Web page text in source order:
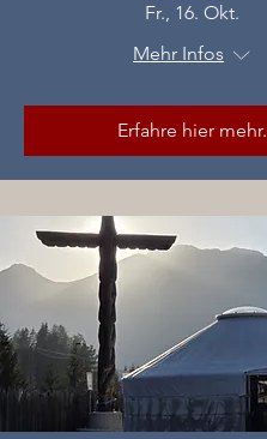
Fr., 16. Okt.
Mehr Infos
Erfahre hier mehr.